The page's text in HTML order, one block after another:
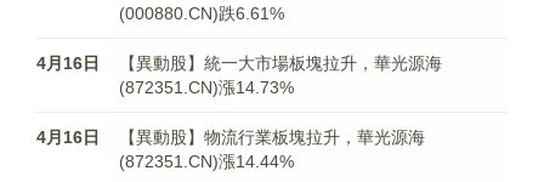
(000880.CN)跌6.61%
4月16日
【異動股】統一大市場板塊拉升，華光源海
(872351.CN)漲14.73%
4月16日
【異動股】物流行業板塊拉升，華光源海
(872351.CN)漲14.44%